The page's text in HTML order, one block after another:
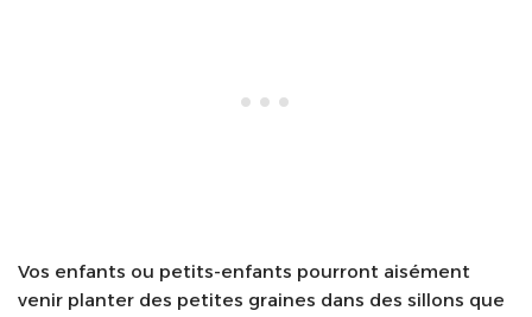
Vos enfants ou petits-enfants pourront aisément
venir planter des petites graines dans des sillons que